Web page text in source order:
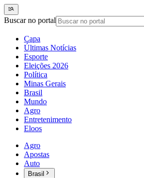
Buscar no portal
Capa
Últimas Notícias
Esporte
Eleições 2026
Política
Minas Gerais
Brasil
Mundo
Agro
Entretenimento
Eloos
Agro
Apostas
Auto
Brasil